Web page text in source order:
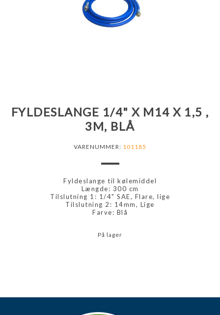
FYLDESLANGE 1/4" X M14 X 1,5 ,
3M, BLÅ
VARENUMMER: 101185
Fyldeslange til kølemiddel
Længde: 300 cm
Tilslutning 1: 1/4" SAE, Flare, lige
Tilslutning 2: 14mm, Lige
Farve: Blå
På lager